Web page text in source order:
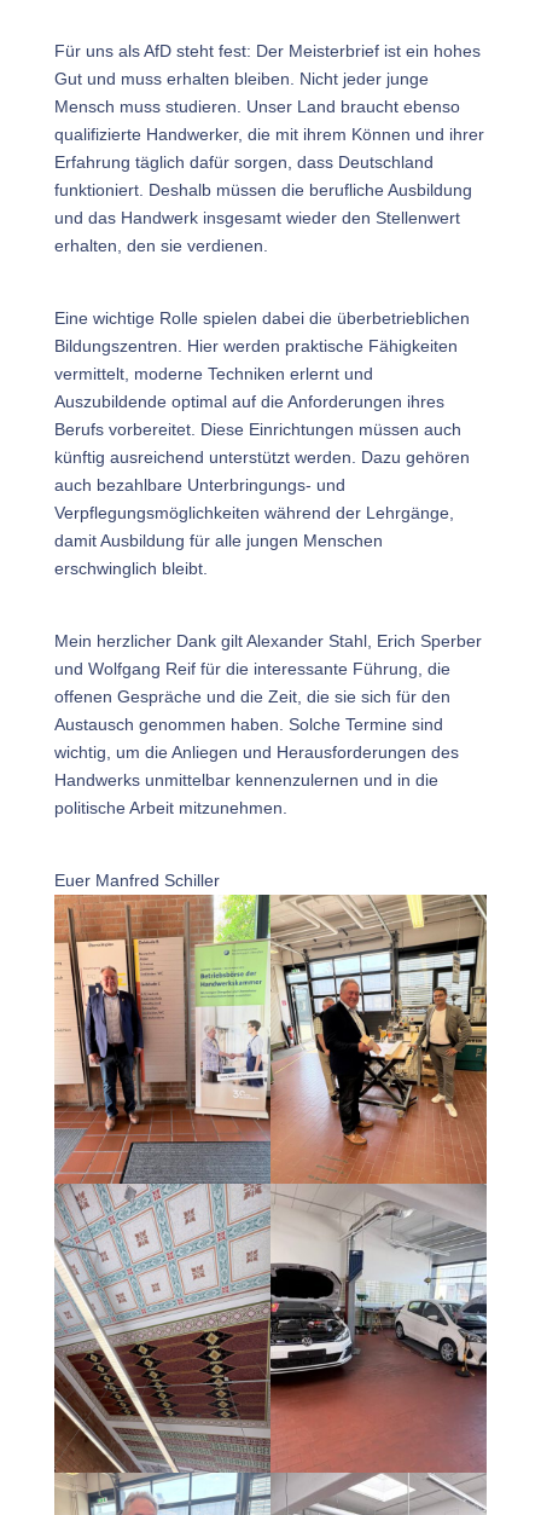
Für uns als AfD steht fest: Der Meisterbrief ist ein hohes
Gut und muss erhalten bleiben. Nicht jeder junge
Mensch muss studieren. Unser Land braucht ebenso
qualifizierte Handwerker, die mit ihrem Können und ihrer
Erfahrung täglich dafür sorgen, dass Deutschland
funktioniert. Deshalb müssen die berufliche Ausbildung
und das Handwerk insgesamt wieder den Stellenwert
erhalten, den sie verdienen.
Eine wichtige Rolle spielen dabei die überbetrieblichen
Bildungszentren. Hier werden praktische Fähigkeiten
vermittelt, moderne Techniken erlernt und
Auszubildende optimal auf die Anforderungen ihres
Berufs vorbereitet. Diese Einrichtungen müssen auch
künftig ausreichend unterstützt werden. Dazu gehören
auch bezahlbare Unterbringungs- und
Verpflegungsmöglichkeiten während der Lehrgänge,
damit Ausbildung für alle jungen Menschen
erschwinglich bleibt.
Mein herzlicher Dank gilt Alexander Stahl, Erich Sperber
und Wolfgang Reif für die interessante Führung, die
offenen Gespräche und die Zeit, die sie sich für den
Austausch genommen haben. Solche Termine sind
wichtig, um die Anliegen und Herausforderungen des
Handwerks unmittelbar kennenzulernen und in die
politische Arbeit mitzunehmen.
Euer Manfred Schiller